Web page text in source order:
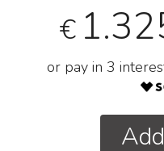
€
or pay in 3